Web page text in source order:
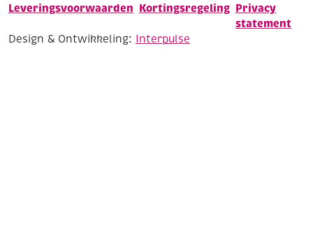
Leveringsvoorwaarden Kortingsregeling Privacy
statement
Design & Ontwikkeling: Interpulse